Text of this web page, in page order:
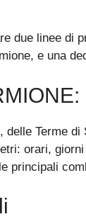
due linee di
e una
delle Terme
orari,
principali